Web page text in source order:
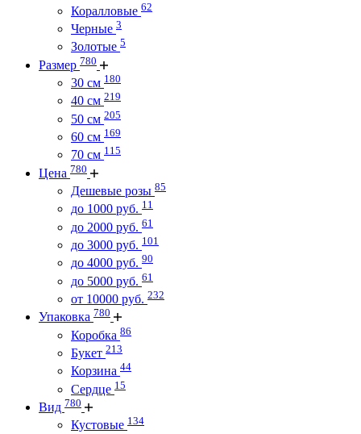
Коралловые 62
Черные 3
Золотые 5
Размер 780
30 см 180
40 см 219
50 см 205
60 см 169
70 см 115
Цена 780
Дешевые розы 85
до 1000 руб. 11
до 2000 руб. 61
до 3000 руб. 101
до 4000 руб. 90
до 5000 руб. 61
от 10000 руб. 232
Упаковка 780
Коробка 86
Букет 213
Корзина 44
Сердце 15
Вид 780
Кустовые 134